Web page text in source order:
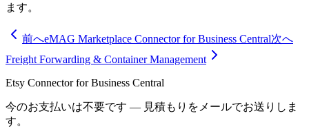
ます。
前へeMAG Marketplace Connector for Business Central次へ
Freight Forwarding & Container Management
Etsy Connector for Business Central
今のお支払いは不要です — 見積もりをメールでお送りしま
す。